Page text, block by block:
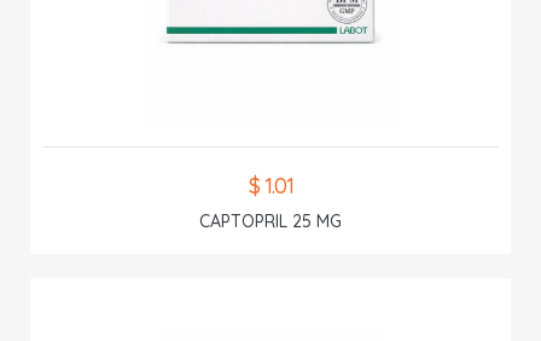
$ 1.01
CAPTOPRIL 25 MG